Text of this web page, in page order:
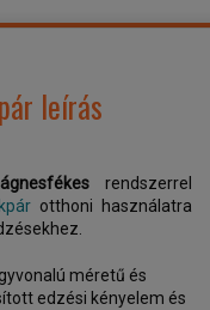
leírás
rendszerrel
otthoni használatra
méretű és
edzési kényelem és